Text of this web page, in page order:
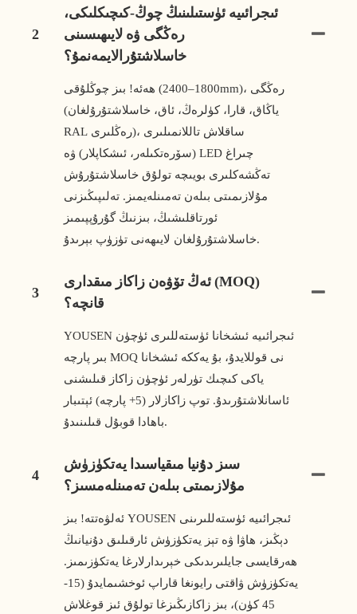
2
ئىجرائىيە ئۈستىلىنىڭ چوڭ-كىچىكلىكى،
رەڭگى ۋە لايىھىسىنى
خاسلاشتۇرالايمەنمۇ؟
ھەئە! بىز چوڭلۇقى (1800–2400mm)، رەڭگى
(ياڭاق، قارا، كۈلرەڭ، ئاق، خاسلاشتۇرۇلغان
RAL رەڭلىرى)، ساقلاش تاللانمىلىرى
(سۆرەتكىلەر، ئىشكاپلار) ۋە LED چىراغ
تەڭشەكلىرى بويىچە تولۇق خاسلاشتۇرۇش
مۇلازىمىتى بىلەن تەمىنلەيمىز. تەلىپىڭىزنى
ئورتاقلىشىڭ، بىزنىڭ گۇرۇپپىمىز
خاسلاشتۇرۇلغان لايىھەنى تۈزۈپ بېرىدۇ.
3
ئەڭ تۆۋەن زاكاز مىقدارى (MOQ)
قانچە؟
YOUSEN ئىجرائىيە ئىشخانا ئۈستەللىرى ئۈچۈن
بىر پارچە MOQ نى قوللايدۇ، بۇ يەككە ئىشخانا
ياكى كىچىك تۈرلەر ئۈچۈن زاكاز قىلىشنى
ئاسانلاشتۇرىدۇ. توپ زاكازلار (5+ پارچە) ئېتىبار
باھادا قوبۇل قىلىنىدۇ.
4
سىز دۇنيا مىقياسىدا يەتكۈزۈش
مۇلازىمىتى بىلەن تەمىنلەمسىز؟
ئەلۋەتتە! بىز YOUSEN ئىجرائىيە ئۈستەللىرىنى
دېڭىز، ھاۋا ۋە تېز يەتكۈزۈش ئارقىلىق دۇنيانىڭ
ھەرقايسى جايلىرىدىكى خېرىدارلارغا يەتكۈزىمىز.
يەتكۈزۈش ۋاقتى رايونغا قاراپ ئوخشىمايدۇ (15-
45 كۈن)، بىز زاكازىڭىزغا تولۇق ئىز قوغلاش